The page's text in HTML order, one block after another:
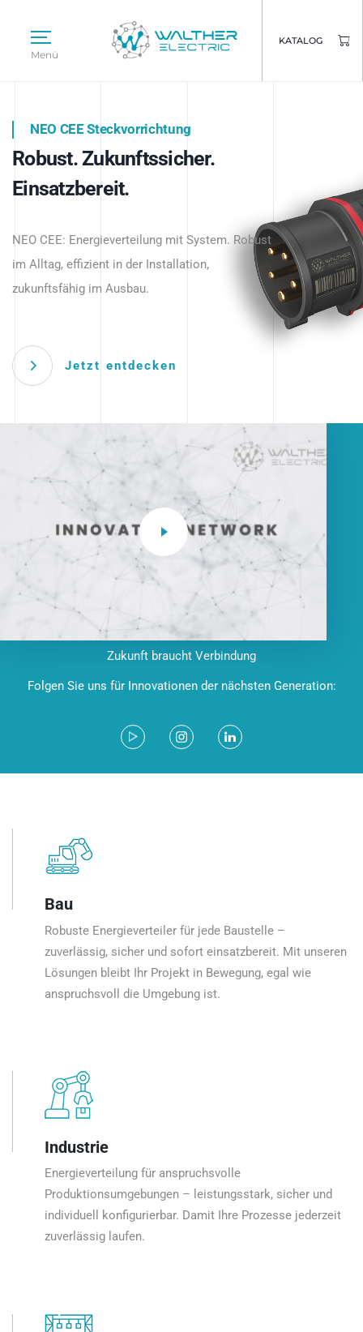
Menü
KATALOG
Intelligente Stromverteilung
beginnt hier.
NEO CEE Steckvorrichtung
Robust. Zukunftssicher.
Einsatzbereit.
NEO CEE: Energieverteilung mit System. Robust
im Alltag, effizient in der Installation,
zukunftsfähig im Ausbau.
Jetzt entdecken
Intelligenz trifft Energie.
Anwendungen – robust, IP-geschützt und
zukunftsfähig.
Zukunft braucht Verbindung
Folgen Sie uns für Innovationen der nächsten Generation:
Bau
Robuste Energieverteiler für jede Baustelle –
zuverlässig, sicher und sofort einsatzbereit. Mit unseren
Lösungen bleibt Ihr Projekt in Bewegung, egal wie
anspruchsvoll die Umgebung ist.
Industrie
Energieverteilung für anspruchsvolle
Produktionsumgebungen – leistungsstark, sicher und
individuell konfigurierbar. Damit Ihre Prozesse jederzeit
zuverlässig laufen.